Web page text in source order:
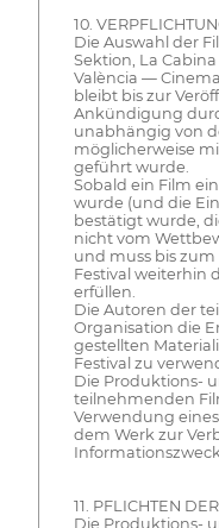
10.
Die Auswahl der
Sektion, La
València —
bleibt bis zur
Ankündigung
unabhängig von
möglicherweise
geführt wurde.
Sobald ein Film
wurde (und die
bestätigt wurde,
nicht vom
und muss bis
Festival weiterhin
erfüllen.
Die Autoren der
Organisation die
gestellten
Festival zu
Die Produktions-
teilnehmenden
Verwendung
dem Werk zur
11. PFLICHTEN
Die Produktions-